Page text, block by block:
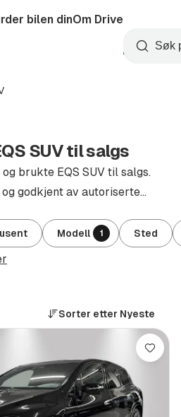
Startside
bilen dinOm Drive
Opprett
konto
Søk
SUV til salgs
brukte EQS SUV til salgs.
godkjent av autoriserte
Modell 1 Sted
Sorter etter Nyeste
Lagre